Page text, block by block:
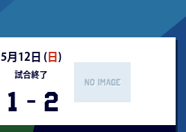
5月12日 ( 日 )
試合終了
1 - 2